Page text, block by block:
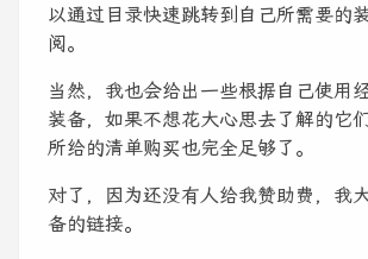
以通过目录快速跳转到自己所需要的
阅。
当然，我也会给出一些根据自己使用
装备，如果不想花大心思去了解的它
所给的清单购买也完全足够了。
对了，因为还没有人给我赞助费，我
备的链接。